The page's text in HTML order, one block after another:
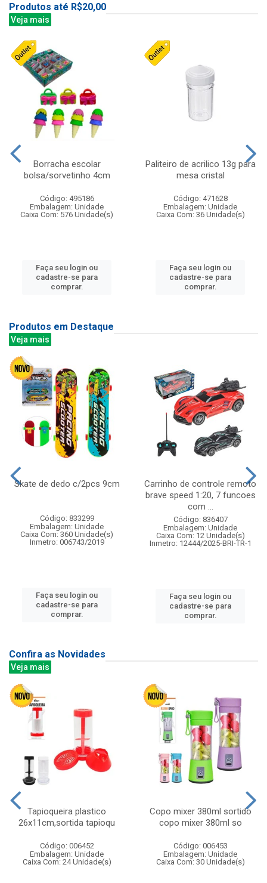
Produtos até R$20,00
Veja mais
Borracha escolar
bolsa/sorvetinho 4cm
Código: 495186
Embalagem: Unidade
Caixa Com: 576 Unidade(s)
Faça seu login ou
cadastre-se para
comprar.
Paliteiro de acrilico 13g para
mesa cristal
Código: 471628
Embalagem: Unidade
Caixa Com: 36 Unidade(s)
Faça seu login ou
cadastre-se para
comprar.
Produtos em Destaque
Veja mais
Skate de dedo c/2pcs 9cm
Código: 833299
Embalagem: Unidade
Caixa Com: 360 Unidade(s)
Inmetro: 006743/2019
Faça seu login ou
cadastre-se para
comprar.
Carrinho de controle remoto
brave speed 1:20, 7 funcoes
com ...
Código: 836407
Embalagem: Unidade
Caixa Com: 12 Unidade(s)
Inmetro: 12444/2025-BRI-TR-1
Faça seu login ou
cadastre-se para
comprar.
Confira as Novidades
Veja mais
Tapioqueira plastico
26x11cm,sortida tapioqu
Código: 006452
Embalagem: Unidade
Caixa Com: 24 Unidade(s)
Copo mixer 380ml sortido
copo mixer 380ml so
Código: 006453
Embalagem: Unidade
Caixa Com: 30 Unidade(s)